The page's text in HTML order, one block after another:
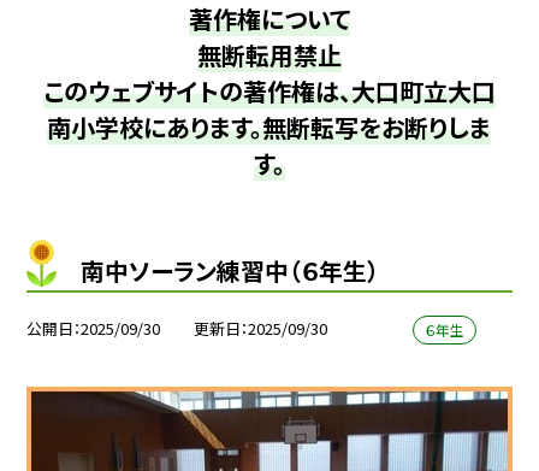
著作権について
無断転用禁止
このウェブサイトの著作権は、大口町立大口
南小学校にあります。無断転写をお断りしま
す。
南中ソーラン練習中（６年生）
公開日 2025/09/30 更新日 2025/09/30 ６年生